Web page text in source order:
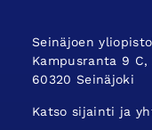
Seinäjoen
Kampusranta 9
60320 Seinäjoki
Katso sijainti ja